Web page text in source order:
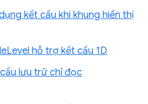
kết cấu khi khung hiển thị
hỗ trợ kết cấu 1D
lưu trữ chỉ đọc